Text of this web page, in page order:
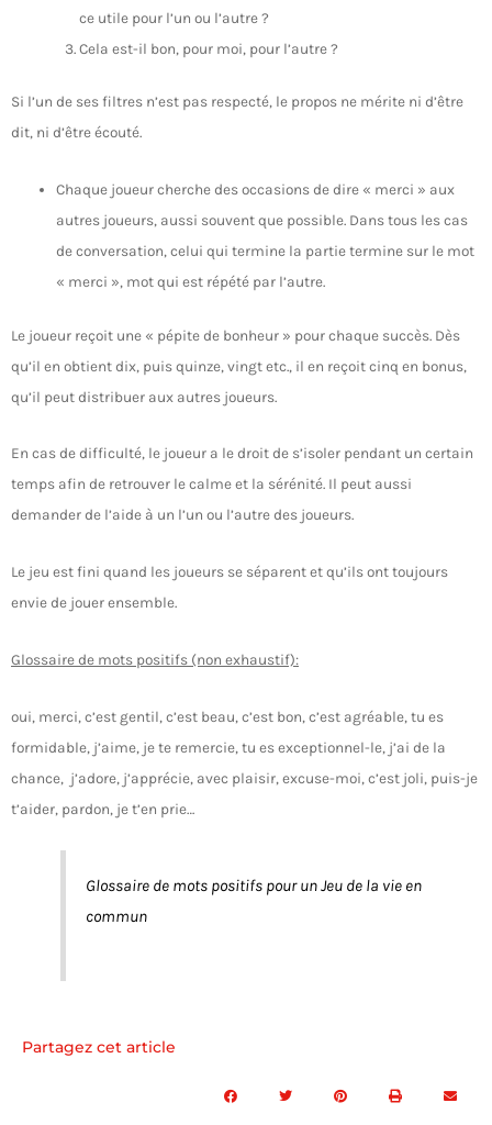
ce utile pour l’un ou l’autre ?
Cela est-il bon, pour moi, pour l’autre ?
Si l’un de ses filtres n’est pas respecté, le propos ne mérite ni d’être
dit, ni d’être écouté.
Chaque joueur cherche des occasions de dire « merci » aux
autres joueurs, aussi souvent que possible. Dans tous les cas
de conversation, celui qui termine la partie termine sur le mot
« merci », mot qui est répété par l’autre.
Le joueur reçoit une « pépite de bonheur » pour chaque succès. Dès
qu’il en obtient dix, puis quinze, vingt etc., il en reçoit cinq en bonus,
qu’il peut distribuer aux autres joueurs.
En cas de difficulté, le joueur a le droit de s’isoler pendant un certain
temps afin de retrouver le calme et la sérénité. Il peut aussi
demander de l’aide à un l’un ou l’autre des joueurs.
Le jeu est fini quand les joueurs se séparent et qu’ils ont toujours
envie de jouer ensemble.
Glossaire de mots positifs (non exhaustif):
oui, merci, c’est gentil, c’est beau, c’est bon, c’est agréable, tu es
formidable, j’aime, je te remercie, tu es exceptionnel-le, j’ai de la
chance, j’adore, j’apprécie, avec plaisir, excuse-moi, c’est joli, puis-je
t’aider, pardon, je t’en prie…
Glossaire de mots positifs pour un Jeu de la vie en
commun
Partagez cet article